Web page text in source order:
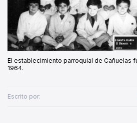
El establecimiento parroquial de Cañuelas
1964.
Escrito por: